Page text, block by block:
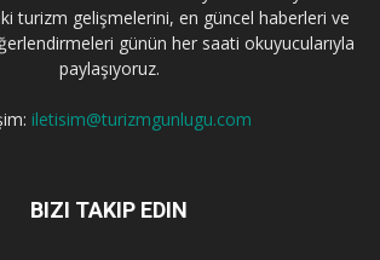
turizm gelişmelerini, en güncel haberleri ve
günün her saati okuyucularıyla
paylaşıyoruz.
iletisim@turizmgunlugu.com
BIZI TAKIP EDIN